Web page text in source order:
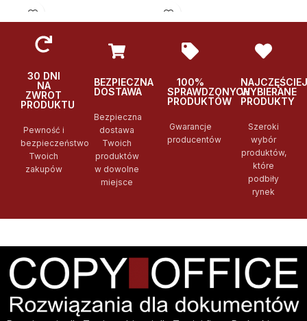
30 DNI
NA
ZWROT
PRODUKTU
Pewność i
bezpieczeństwo
Twoich
zakupów
BEZPIECZNA
DOSTAWA
Bezpieczna
dostawa
Twoich
produktów
w dowolne
miejsce
100%
SPRAWDZONYCH
PRODUKTÓW
Gwarancje
producentów
NAJCZĘŚCIEJ
WYBIERANE
PRODUKTY
Szeroki
wybór
produktów,
które
podbiły
rynek